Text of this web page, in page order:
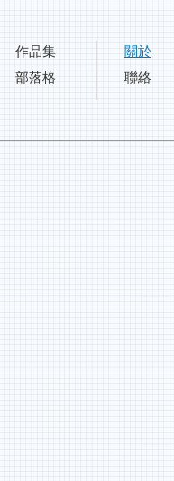
作品集
部落格
關於
聯絡